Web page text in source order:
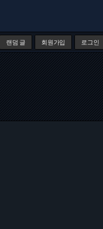
랜덤 글 회원가입 로그인